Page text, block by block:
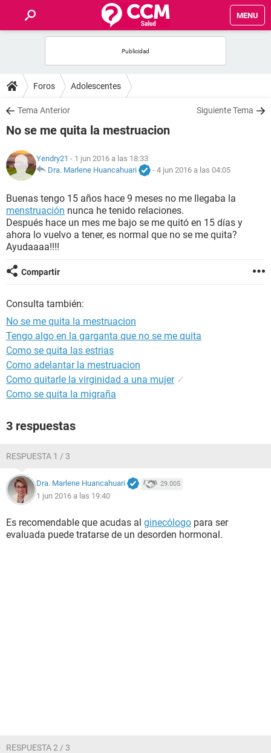
MENU
FOROS
SALUD
NUTRICIÓN
BIENESTAR
SEXUALIDAD
GLOSARIO
Foros Adolescentes
Tema Anterior Siguiente Tema
No se me quita la mestruacion
Yendry21 - 1 jun 2016 a las 18:33
Dra. Marlene Huancahuari
- 4 jun 2016 a las 04:05
Buenas tengo 15 años hace 9 meses no me llegaba la
menstruación nunca he tenido relaciones.
Después hace un mes me bajo se me quitó en 15 días y
ahora lo vuelvo a tener, es normal que no se me quita?
Ayudaaaa!!!!
Compartir
Consulta también:
No se me quita la mestruacion
Tengo algo en la garganta que no se me quita
Como se quita las estrias
Como adelantar la mestruacion
Como quitarle la virginidad a una mujer ✓
Como se quita la migraña
3 respuestas
RESPUESTA 1 / 3
Dra. Marlene Huancahuari 29.005
1 jun 2016 a las 19:40
Es recomendable que acudas al ginecólogo para ser
evaluada puede tratarse de un desorden hormonal.
RESPUESTA 2 / 3